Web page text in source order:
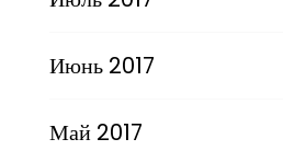
Июнь 2017
Май 2017